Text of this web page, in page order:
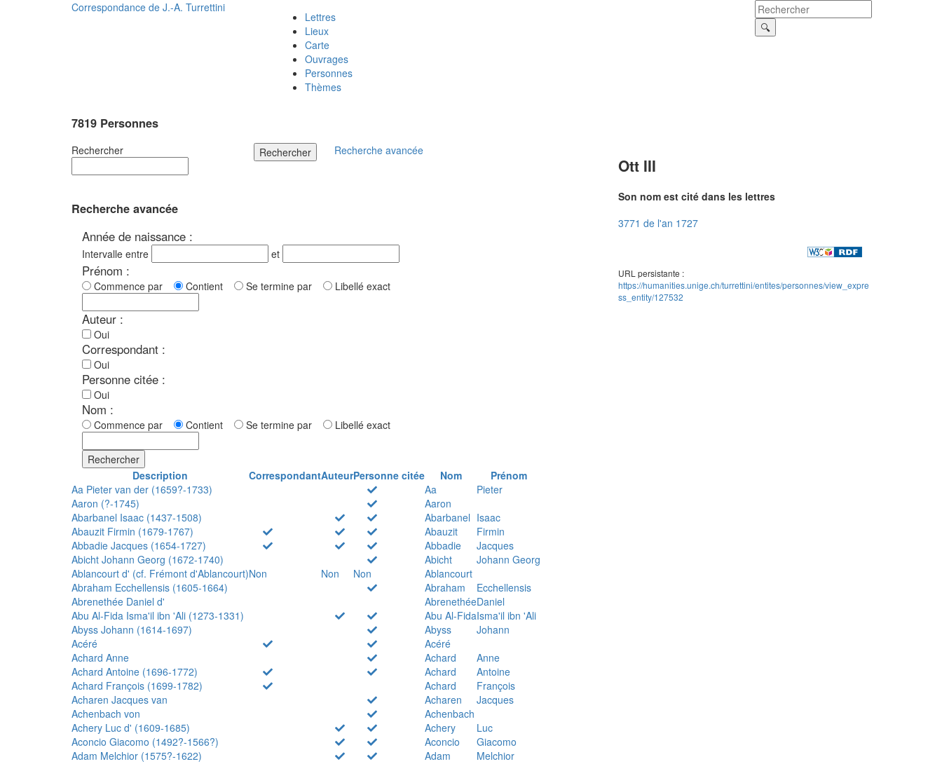
Correspondance de J.-A. Turrettini
Lettres
Lieux
Carte
Ouvrages
Personnes
Thèmes
7819 Personnes
Rechercher Rechercher Recherche avancée
Recherche avancée
Année de naissance :
Intervalle entre et
Prénom :
Commence par Contient Se termine par Libellé exact
Auteur :
Oui
Correspondant :
Oui
Personne citée :
Oui
Nom :
Commence par Contient Se termine par Libellé exact
Rechercher
Description
CorrespondantAuteurPersonne citée Nom
Prénom
Aa Pieter van der (1659?-1733)
Aa
Pieter
Aaron (?-1745)
Aaron
Abarbanel Isaac (1437-1508)
Abarbanel Isaac
Abauzit Firmin (1679-1767)
Abauzit
Firmin
Abbadie Jacques (1654-1727)
Abbadie
Jacques
Abicht Johann Georg (1672-1740)
Abicht
Johann Georg
Ablancourt d' (cf. Frémont d'Ablancourt)Non Non Non
Ablancourt
Abraham Ecchellensis (1605-1664)
Abraham
Ecchellensis
Abrenethée Daniel d'
AbrenethéeDaniel
Abu Al-Fida Isma'il ibn 'Ali (1273-1331)
Abu Al-FidaIsma'il ibn 'Ali
Abyss Johann (1614-1697)
Abyss
Johann
Acéré
Acéré
Achard Anne
Achard
Anne
Achard Antoine (1696-1772)
Achard
Antoine
Achard François (1699-1782)
Achard
François
Acharen Jacques van
Acharen
Jacques
Achenbach von
Achenbach
Achery Luc d' (1609-1685)
Achery
Luc
Aconcio Giacomo (1492?-1566?)
Aconcio
Giacomo
Adam Melchior (1575?-1622)
Adam
Melchior
Ott III
Son nom est cité dans les lettres
3771 de l'an 1727
URL persistante :
https://humanities.unige.ch/turrettini/entites/personnes/view_expre
ss_entity/127532